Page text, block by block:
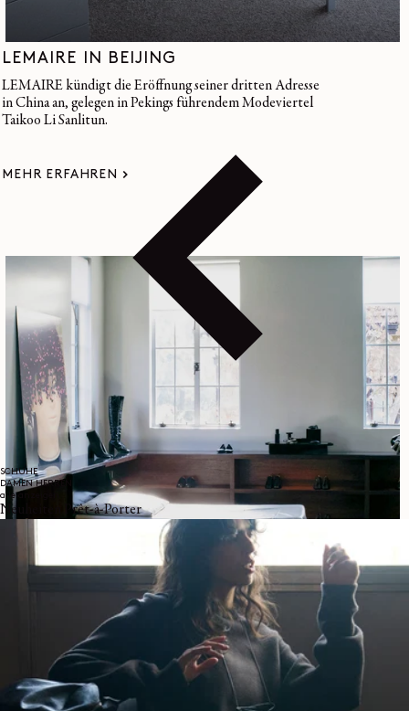
SCHUHE
DAMEN HERREN
alle anzeigen
Neuheiten Prêt-à-Porter
LEMAIRE IN BEIJING
LEMAIRE kündigt die Eröffnung seiner dritten Adresse
in China an, gelegen in Pekings führendem Modeviertel
Taikoo Li Sanlitun.
MEHR ERFAHREN